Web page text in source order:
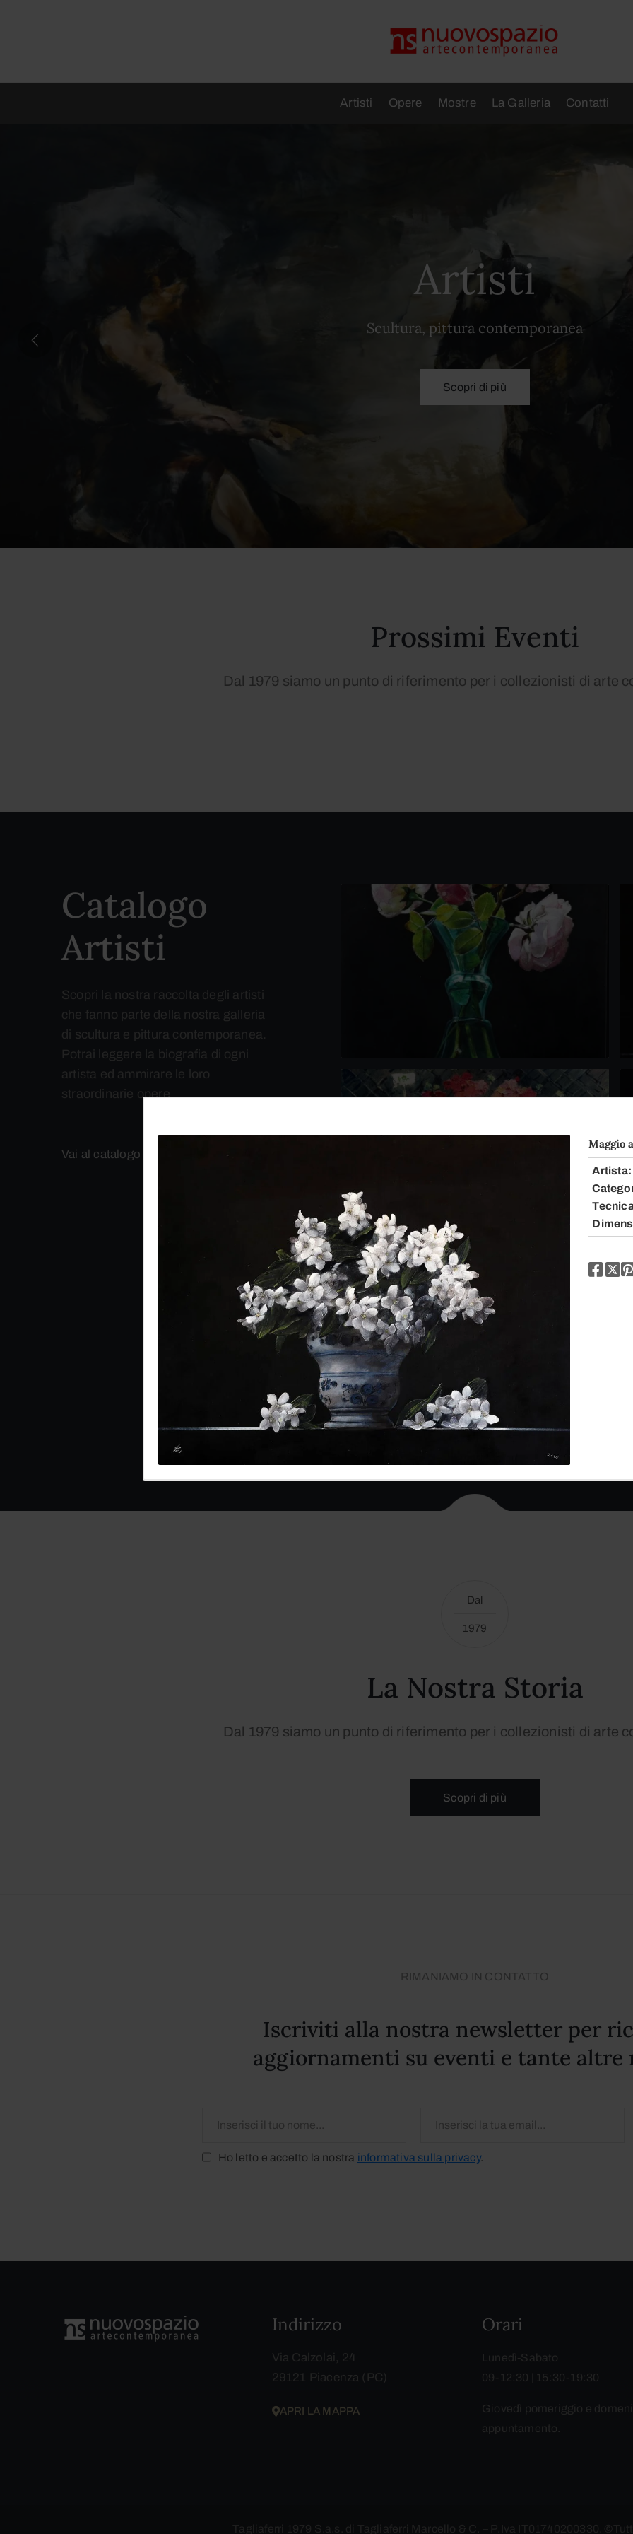
Artisti Opere Mostre La Galleria Contatti
Artisti
Scultura, pittura contemporanea
Scopri di più
Prossimi Eventi
Dal 1979 siamo un punto di riferimento per i collezionisti di arte
Catalogo
Artisti
Scopri la nostra raccolta degli artisti
che fanno parte della nostra galleria
di scultura e pittura contemporanea.
Potrai leggere la biografia di ogni
artista ed ammirare le loro
straordinarie opere.
Vai al catalogo completo
Dal
1979
La Nostra Storia
Dal 1979 siamo un punto di riferimento per i collezionisti di arte
Scopri di più
RIMANIAMO IN CONTATTO
Iscriviti alla nostra newsletter per
aggiornamenti su eventi e tante altre
Ho letto e accetto la nostra informativa sulla privacy.
Indirizzo
Via Calzolai, 24
29121 Piacenza (PC)
APRI LA MAPPA
Orari
Lunedì-Sabato
09-12:30 | 15:30-19:30
Giovedì pomeriggio e
appuntamento.
Maggio
Artista